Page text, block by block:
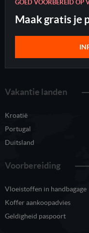
GOED VOORBEREID OP
Maak gratis je
Vakantie landen
Kroatië
Portugal
Duitsland
Voorbereiding
Vloeistoffen in handbagage
Koffer aankoopadvies
Geldigheid paspoort